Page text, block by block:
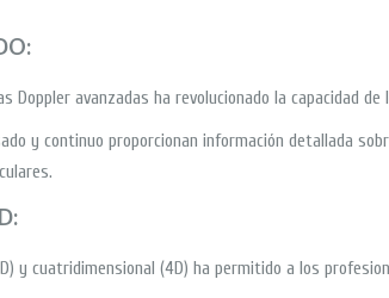
Doppler avanzadas ha revolucionado la capacidad
y continuo proporcionan información detallada
y cuatridimensional (4D) ha permitido a los